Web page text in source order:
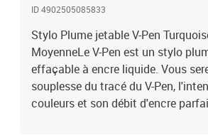
ID 4902505085833
Stylo Plume jetable V-Pen
MoyenneLe V-Pen est un stylo
effaçable à encre liquide. Vous
souplesse du tracé du V-Pen,
couleurs et son débit d'encre